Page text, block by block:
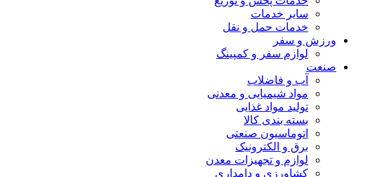
سایر خدمات
خدمات حمل و نقل
ورزش و سفر
لوازم سفر و کمپینگ
صنعت
آب و فاضلاب
مواد شیمیایی و معدنی
تولید مواد غذایی
بسته بندی کالا
اتوماسیون صنعتی
برق و الکترونیک
لوازم و تجهیزات معدن
کشاورزی و دامداری